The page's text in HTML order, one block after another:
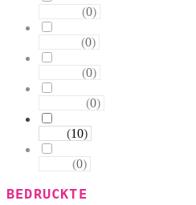
(0)
(0)
(0)
(0)
(10)
(0)
BEDRUCKTE